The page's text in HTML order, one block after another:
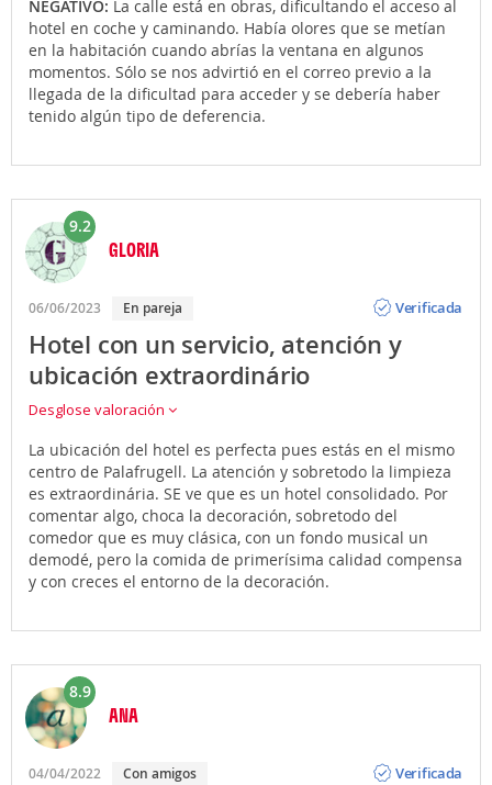
NEGATIVO: La calle está en obras, dificultando el acceso al
hotel en coche y caminando. Había olores que se metían
en la habitación cuando abrías la ventana en algunos
momentos. Sólo se nos advirtió en el correo previo a la
llegada de la dificultad para acceder y se debería haber
tenido algún tipo de deferencia.
9.2
GLORIA
06/06/2023 En pareja
Verificada
Hotel con un servicio, atención y
ubicación extraordinário
Desglose valoración
La ubicación del hotel es perfecta pues estás en el mismo
centro de Palafrugell. La atención y sobretodo la limpieza
es extraordinária. SE ve que es un hotel consolidado. Por
comentar algo, choca la decoración, sobretodo del
comedor que es muy clásica, con un fondo musical un
demodé, pero la comida de primerísima calidad compensa
y con creces el entorno de la decoración.
8.9
ANA
04/04/2022 Con amigos
Verificada